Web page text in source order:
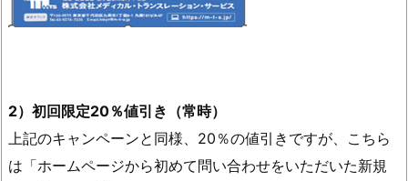
2）初回限定20％値引き（常時）
上記のキャンペーンと同様、20％の値引きですが、こちら
は「ホームページから初めて問い合わせをいただいた新規